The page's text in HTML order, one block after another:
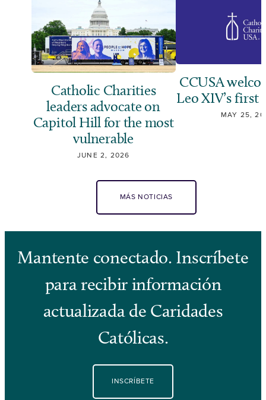
Catholic Charities
leaders advocate on
Capitol Hill for the most
vulnerable
JUNE 2, 2026
CCUSA
Leo XIV’s first
MAY 25,
MÁS NOTICIAS
Mantente conectado. Inscríbete
para recibir información
actualizada de Caridades
Católicas.
INSCRÍBETE